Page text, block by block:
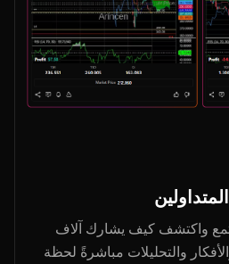
واكتشف كيف يشارك آلاف
والتحليلات مباشرةً لحظة